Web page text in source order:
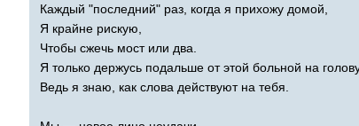
Каждый "последний" раз, когда я прихожу домой,
Я крайне рискую,
Чтобы сжечь мост или два.
Я только держусь подальше от этой больной на
Ведь я знаю, как слова действуют на тебя.